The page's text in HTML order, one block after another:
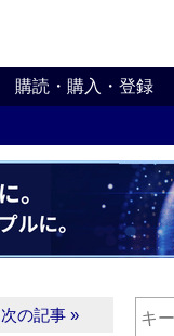
購読・購入・登録
次の記事 »